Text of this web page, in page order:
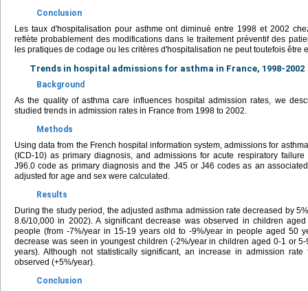
Conclusion
Les taux d'hospitalisation pour asthme ont diminué entre 1998 et 2002
reflète probablement des modifications dans le traitement préventif des
les pratiques de codage ou les critères d'hospitalisation ne peut toutefois être
Trends in hospital admissions for asthma in France, 1998-2002
Background
As the quality of asthma care influences hospital admission rates, we
studied trends in admission rates in France from 1998 to 2002.
Methods
Using data from the French hospital information system, admissions for
(ICD-10) as primary diagnosis, and admissions for acute respiratory
J96.0 code as primary diagnosis and the J45 or J46 codes as an
adjusted for age and sex were calculated.
Results
During the study period, the adjusted asthma admission rate decreased by
8.6/10,000 in 2002). A significant decrease was observed in children
people (from -7%/year in 15-19 years old to -9%/year in people aged 50
decrease was seen in youngest children (-2%/year in children aged 0-1 or
years). Although not statistically significant, an increase in admission
observed (+5%/year).
Conclusion